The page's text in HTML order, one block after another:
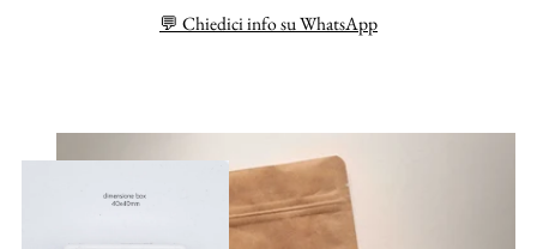
💬 Chiedici info su WhatsApp